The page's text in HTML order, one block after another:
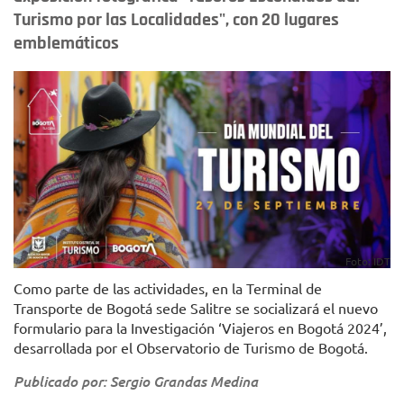
Turismo por las Localidades", con 20 lugares
emblemáticos
Foto: IDT
Como parte de las actividades, en la Terminal de
Transporte de Bogotá sede Salitre se socializará el nuevo
formulario para la Investigación ‘Viajeros en Bogotá 2024’,
desarrollada por el Observatorio de Turismo de Bogotá.
Publicado por: Sergio Grandas Medina